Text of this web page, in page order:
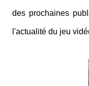
des prochaines
l'actualité du jeu